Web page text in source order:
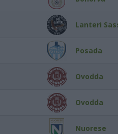
Lanteri
Posada
Ovodda
Ovodda
Nuorese